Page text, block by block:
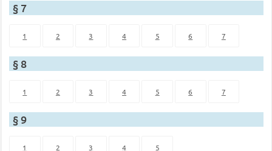
§ 7
1 2 3 4 5 6 7
§ 8
1 2 3 4 5 6 7
§ 9
1 2 3 4 5